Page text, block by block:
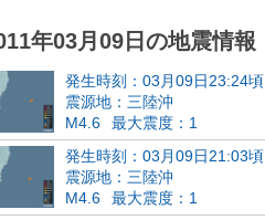
年03月09日の地震情報
発生時刻：03月09日23:24頃
震源地：三陸沖
M4.6
最大震度：1
発生時刻：03月09日21:03頃
震源地：三陸沖
M4.6
最大震度：1